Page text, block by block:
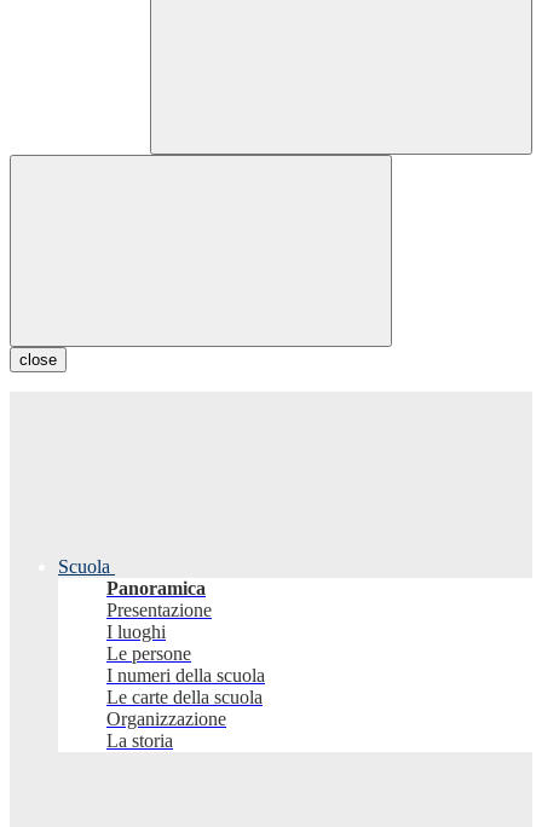
close
Scuola
Panoramica
Presentazione
I luoghi
Le persone
I numeri della scuola
Le carte della scuola
Organizzazione
La storia